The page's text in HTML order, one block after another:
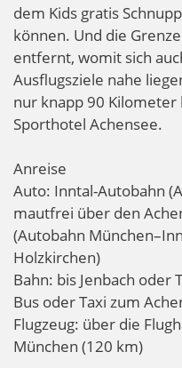
dem Kids gratis
können. Und die
entfernt, womit sich
Ausflugsziele nahe
nur knapp 90 Kilometer
Sporthotel Achensee.
Anreise
Auto: Inntal-Autobahn
mautfrei über den
(Autobahn
Holzkirchen)
Bahn: bis Jenbach oder
Bus oder Taxi zum
Flugzeug: über die
München (120 km)